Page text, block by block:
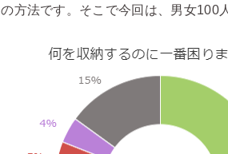
の方法です。そこで今回は、男女100